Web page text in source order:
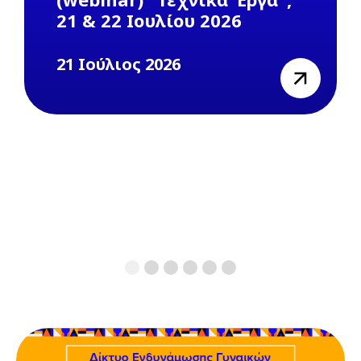
21 & 22 Ιουλίου 2026
21 Ιούλιος 2026 view
2 3 4 5
6